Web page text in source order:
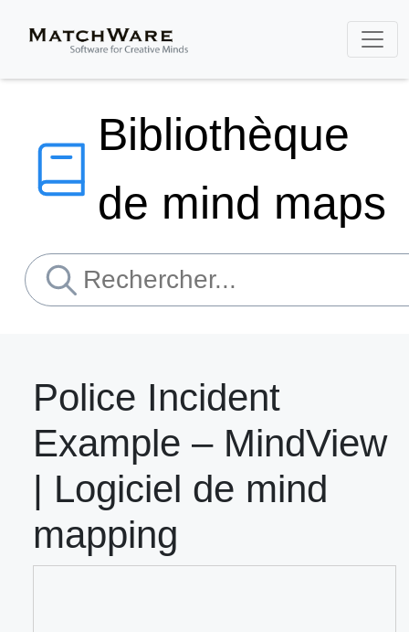
Bibliothèque
de mind maps
Police Incident
Example – MindView
| Logiciel de mind
mapping